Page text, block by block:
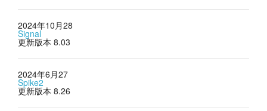
2024年10月28
Signal
更新版本 8.03
2024年6月27
Spike2
更新版本 8.26